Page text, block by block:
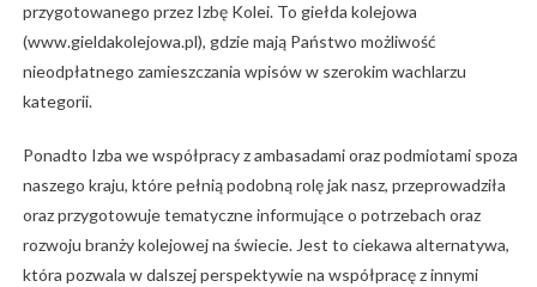
przygotowanego przez Izbę Kolei. To giełda kolejowa
(www.gieldakolejowa.pl), gdzie mają Państwo możliwość
nieodpłatnego zamieszczania wpisów w szerokim wachlarzu
kategorii.
Ponadto Izba we współpracy z ambasadami oraz podmiotami spoza
naszego kraju, które pełnią podobną rolę jak nasz, przeprowadziła
oraz przygotowuje tematyczne informujące o potrzebach oraz
rozwoju branży kolejowej na świecie. Jest to ciekawa alternatywa,
która pozwala w dalszej perspektywie na współpracę z innymi